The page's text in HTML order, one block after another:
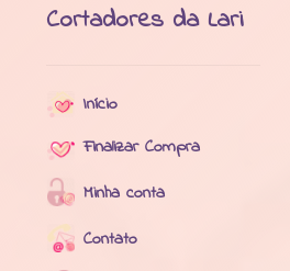
Cortadores da Lari
Início
Finalizar Compra
Minha conta
Contato